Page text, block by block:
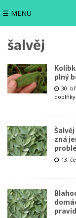
☰ MENU
šalvěj
plný
30.
doplňky
zná
13.